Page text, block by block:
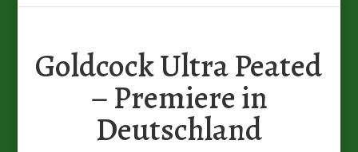
Goldcock Ultra Peated
– Premiere in
Deutschland